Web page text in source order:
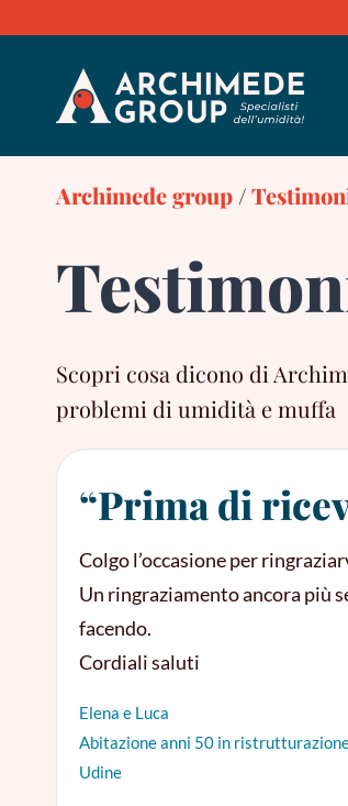
content
Archimede group /
Scopri cosa dicono di
problemi di umidità e muffa
“Prima di
Colgo l’occasione per
Un ringraziamento ancora più
facendo.
Cordiali saluti
Elena e Luca
Abitazione anni 50 in
Udine